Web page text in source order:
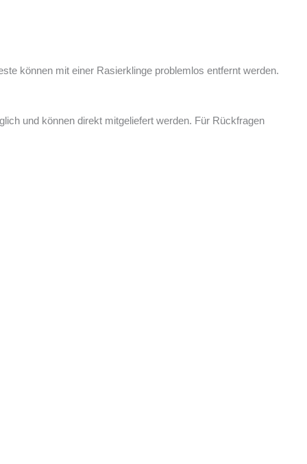
können mit einer Rasierklinge problemlos entfernt werden.
und können direkt mitgeliefert werden. Für Rückfragen